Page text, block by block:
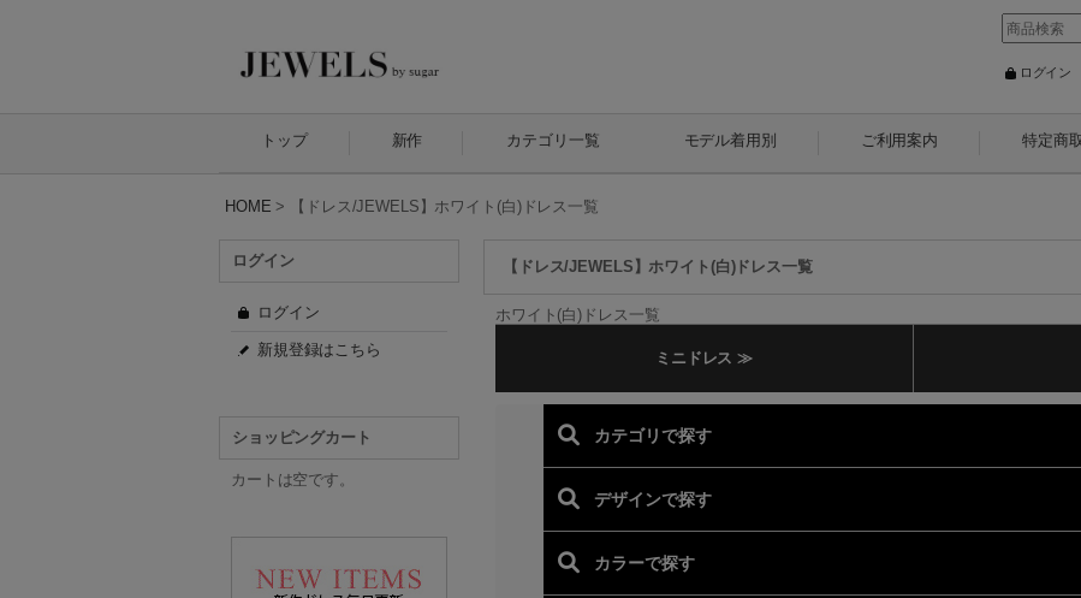
ログイン
トップ 新作 カテゴリ一覧 モデル着用別 ご利用案内 特定商
HOME > 【ドレス/JEWELS】ホワイト(白)ドレス一覧
ログイン
ログイン
新規登録はこちら
ショッピングカート
カートは空です。
【ドレス/JEWELS】ホワイト(白)ドレス一覧
ホワイト(白)ドレス一覧
ミニドレス ≫